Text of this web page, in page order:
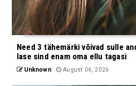
Need 3 tähemärki võivad sulle
lase sind enam oma ellu tagasi
Unknown August 06, 2026